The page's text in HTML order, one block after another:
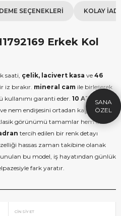
SEÇENEKLERI KOLAY
Erkek Kol
saati, çelik, lacivert kasa ve 46
iz bırakır. mineral cam ile birleşerek
garanti eder. 10 ATM su
nem endişesini ortadan kaldırır.
görünümü tamamlar hem de
tercih edilen bir renk detayı
hassas zaman takibine olanak
bu model, iş hayatından günlük
fark yaratır.
CINSIYET
HEDIYE
ÇEKI
1.000 TL Hediye Çeki
HEDIYE1000
KOPYALA